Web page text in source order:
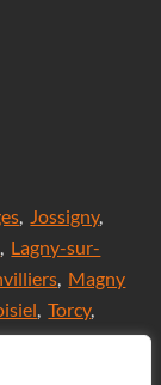
, Jossigny,
, Lagny-sur-
, Magny
,Torcy,
,Val